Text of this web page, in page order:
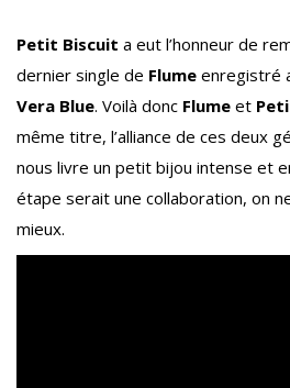
Petit Biscuit a eut l’honneur de
dernier single de Flume enregistré
Vera Blue. Voilà donc Flume et
même titre, l’alliance de ces deux
nous livre un petit bijou intense et
étape serait une collaboration, on
mieux.